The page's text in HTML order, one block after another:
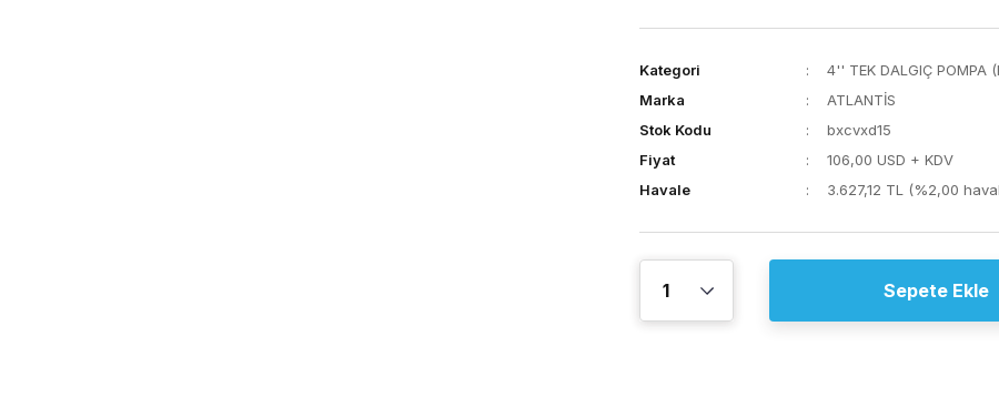
Kategori
4'' TEK DALGIÇ POMPA
Marka
ATLANTİS
Stok Kodu
bxcvxd15
Fiyat
106,00 USD + KDV
Havale
3.627,12 TL (%2,00
Sepete Ekle